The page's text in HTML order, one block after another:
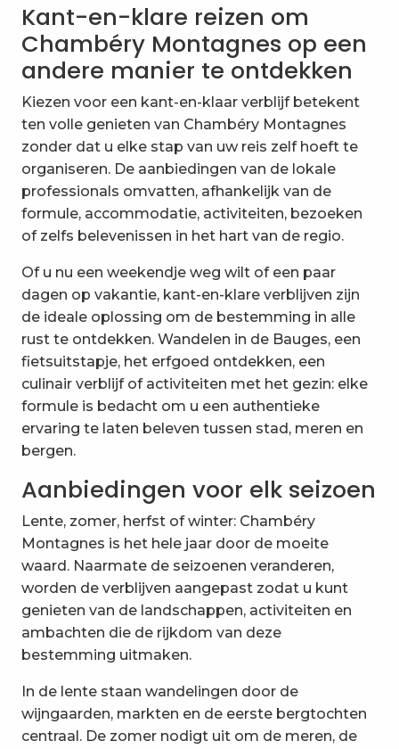
Week-end d'hiver en raquettes dans les Bauges
Traversée des Hautes-Bauges
Séjour VTT électrique : Découverte des Bauges
Randonnée montagne avec des ânes : 4 jours Tour
Les petits montagnards : mon premier trek avec
Tour des Bauges en randonnée liberté
Mon premier refuge d'hiver en raquettes
Randonnée facile avec des ânes et bivouac : 2 jours
Tour des Bauges en raquettes liberté
Séjour randonnée Les Niveoles Aillon le jeune
Kant-en-klare reizen om
Chambéry Montagnes op een
andere manier te ontdekken
Kiezen voor een kant-en-klaar verblijf betekent
ten volle genieten van Chambéry Montagnes
zonder dat u elke stap van uw reis zelf hoeft te
organiseren. De aanbiedingen van de lokale
professionals omvatten, afhankelijk van de
formule, accommodatie, activiteiten, bezoeken
of zelfs belevenissen in het hart van de regio.
Of u nu een weekendje weg wilt of een paar
dagen op vakantie, kant-en-klare verblijven zijn
de ideale oplossing om de bestemming in alle
rust te ontdekken. Wandelen in de Bauges, een
fietsuitstapje, het erfgoed ontdekken, een
culinair verblijf of activiteiten met het gezin: elke
formule is bedacht om u een authentieke
ervaring te laten beleven tussen stad, meren en
bergen.
Aanbiedingen voor elk seizoen
Lente, zomer, herfst of winter: Chambéry
Montagnes is het hele jaar door de moeite
waard. Naarmate de seizoenen veranderen,
worden de verblijven aangepast zodat u kunt
genieten van de landschappen, activiteiten en
ambachten die de rijkdom van deze
bestemming uitmaken.
In de lente staan wandelingen door de
wijngaarden, markten en de eerste bergtochten
centraal. De zomer nodigt uit om de meren, de